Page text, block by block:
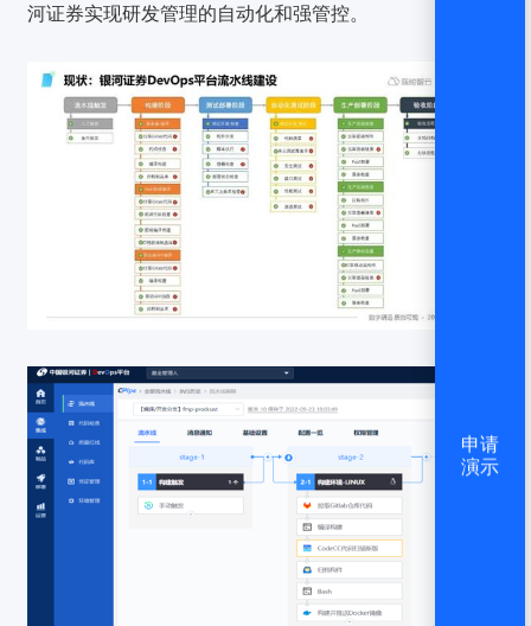
河证券实现研发管理的自动化和强管控。
申请
演示